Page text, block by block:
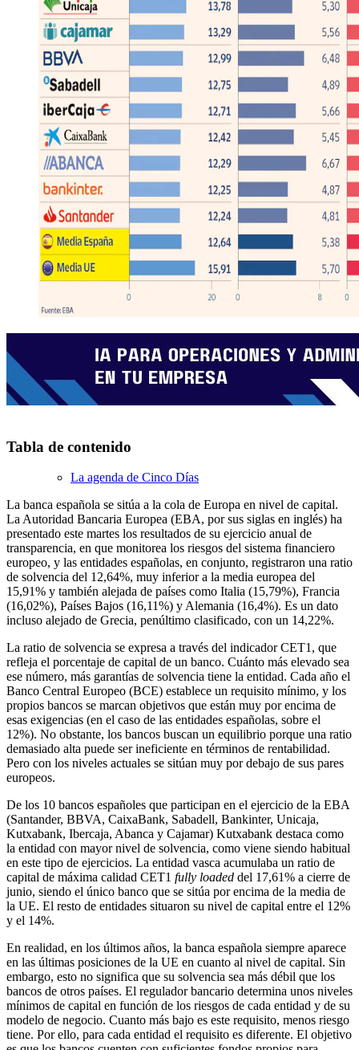
Tabla de contenido
La agenda de Cinco Días
La banca española se sitúa a la cola de Europa en nivel de capital.
La Autoridad Bancaria Europea (EBA, por sus siglas en inglés) ha
presentado este martes los resultados de su ejercicio anual de
transparencia, en que monitorea los riesgos del sistema financiero
europeo, y las entidades españolas, en conjunto, registraron una ratio
de solvencia del 12,64%, muy inferior a la media europea del
15,91% y también alejada de países como Italia (15,79%), Francia
(16,02%), Países Bajos (16,11%) y Alemania (16,4%). Es un dato
incluso alejado de Grecia, penúltimo clasificado, con un 14,22%.
La ratio de solvencia se expresa a través del indicador CET1, que
refleja el porcentaje de capital de un banco. Cuánto más elevado sea
ese número, más garantías de solvencia tiene la entidad. Cada año el
Banco Central Europeo (BCE) establece un requisito mínimo, y los
propios bancos se marcan objetivos que están muy por encima de
esas exigencias (en el caso de las entidades españolas, sobre el
12%). No obstante, los bancos buscan un equilibrio porque una ratio
demasiado alta puede ser ineficiente en términos de rentabilidad.
Pero con los niveles actuales se sitúan muy por debajo de sus pares
europeos.
De los 10 bancos españoles que participan en el ejercicio de la EBA
(Santander, BBVA, CaixaBank, Sabadell, Bankinter, Unicaja,
Kutxabank, Ibercaja, Abanca y Cajamar) Kutxabank destaca como
la entidad con mayor nivel de solvencia, como viene siendo habitual
en este tipo de ejercicios. La entidad vasca acumulaba un ratio de
capital de máxima calidad CET1 fully loaded del 17,61% a cierre de
junio, siendo el único banco que se sitúa por encima de la media de
la UE. El resto de entidades situaron su nivel de capital entre el 12%
y el 14%.
En realidad, en los últimos años, la banca española siempre aparece
en las últimas posiciones de la UE en cuanto al nivel de capital. Sin
embargo, esto no significa que su solvencia sea más débil que los
bancos de otros países. El regulador bancario determina unos niveles
mínimos de capital en función de los riesgos de cada entidad y de su
modelo de negocio. Cuanto más bajo es este requisito, menos riesgo
tiene. Por ello, para cada entidad el requisito es diferente. El objetivo